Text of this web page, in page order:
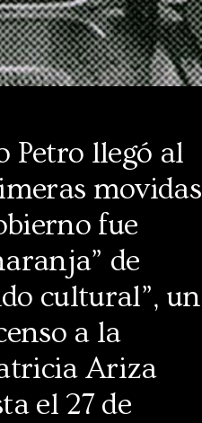
Petro llegó al
movidas
fue
de
cultural”, un
a la
Ariza
el 27 de